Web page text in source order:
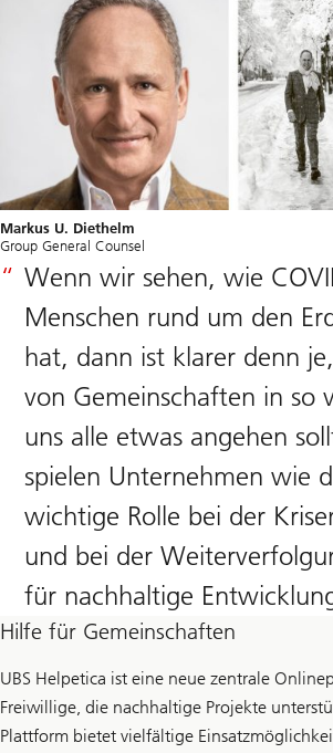
Markus U. Diethelm
Group General Counsel
Wenn wir sehen, wie
Menschen rund um den
hat, dann ist klarer denn
von Gemeinschaften in so
uns alle etwas angehen
spielen Unternehmen wie
wichtige Rolle bei der
und bei der
für nachhaltige
Hilfe für Gemeinschaften
UBS Helpetica ist eine neue zentrale
Freiwillige, die nachhaltige Projekte
Plattform bietet vielfältige